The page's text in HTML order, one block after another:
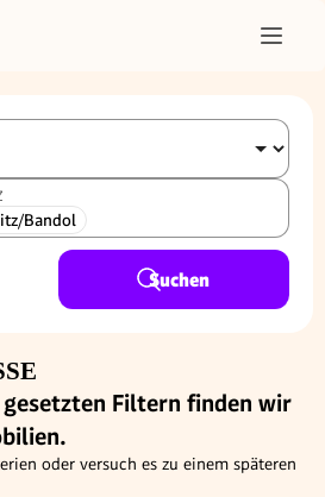
Bandol
Suchen
Filtern finden wir
oder versuch es zu einem späteren